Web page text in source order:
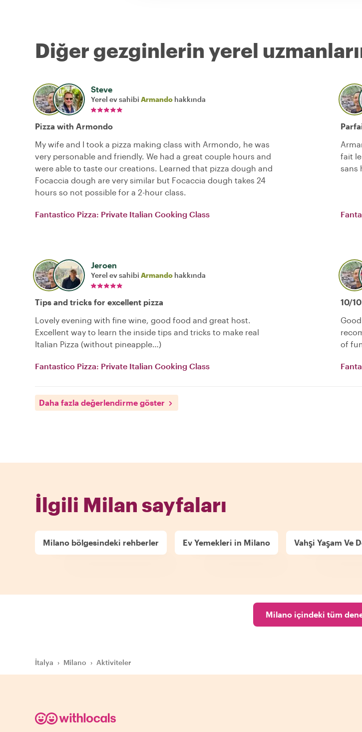
Diğer gezginlerin yerel
Steve
Yerel ev sahibi Armando hakkında
Pizza with Armondo
My wife and I took a pizza making class with Armondo, he was
very personable and friendly. We had a great couple hours and
were able to taste our creations. Learned that pizza dough and
Focaccia dough are very similar but Focaccia dough takes 24
hours so not possible for a 2-hour class.
Fantastico Pizza: Private Italian Cooking Class
fait
sans
Jeroen
Yerel ev sahibi Armando hakkında
Tips and tricks for excellent pizza
Lovely evening with fine wine, good food and great host.
Excellent way to learn the inside tips and tricks to make real
Italian Pizza (without pineapple…)
Fantastico Pizza: Private Italian Cooking Class
10/
of
Daha fazla değerlendirme göster
İlgili Milan sayfaları
Milano bölgesindeki rehberler Ev Yemekleri in Milano Vahşi Yaşam Ve
Milano içindeki tüm
İtalya › Milano › Aktiviteler